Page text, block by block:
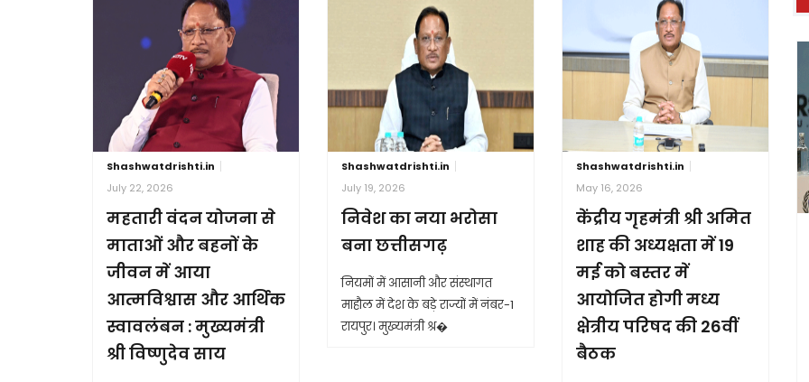
Shashwatdrishti.in
July 22, 2026
महतारी वंदन योजना से
माताओं और बहनों के
जीवन में आया
आत्मविश्वास और आर्थिक
स्वावलंबन : मुख्यमंत्री
श्री विष्णुदेव साय
Shashwatdrishti.in
July 19, 2026
निवेश का नया भरोसा
बना छत्तीसगढ़
नियमों में आसानी और संस्थागत
माहौल में देश के बड़े राज्यों में नंबर-1
रायपुर। मुख्यमंत्री श्र�
Shashwatdrishti.in
May 16, 2026
केंद्रीय गृहमंत्री श्री अमित
शाह की अध्यक्षता में 19
मई को बस्तर में
आयोजित होगी मध्य
क्षेत्रीय परिषद की 26वीं
बैठक